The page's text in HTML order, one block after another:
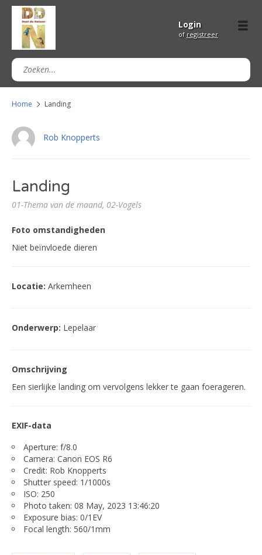
Login
of registreer
Home Landing
Rob Knopperts
Landing
01-Thema van de maand, 02-Vogels
Foto omstandigheden
Niet beïnvloede dieren
Locatie: Arkemheen
Onderwerp: Lepelaar
Omschrijving
Een sierlijke landing om vervolgens lekker te gaan foerageren.
EXIF-data
Aperture: f/8.0
Camera: Canon EOS R6
Credit: Rob Knopperts
Shutter speed: 1/1000s
ISO: 250
Photo taken: 08 May, 2023 13:46:20
Exposure bias: 0/1EV
Focal length: 560/1mm